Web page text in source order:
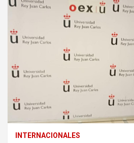
INTERNACIONALES